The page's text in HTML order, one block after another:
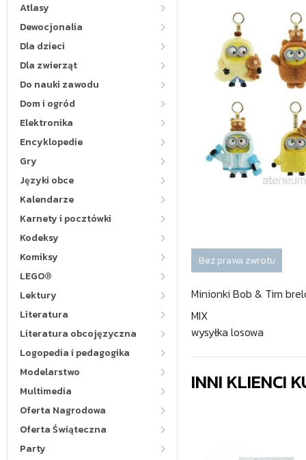
Atlasy
Dewocjonalia
Dla dzieci
Dla zwierząt
Do nauki zawodu
Dom i ogród
Elektronika
Encyklopedie
Gry
Języki obce
Kalendarze
Karnety i pocztówki
Kodeksy
Komiksy
LEGO®
Lektury
Literatura
Literatura obcojęzyczna
Logopedia i pedagogika
Modelarstwo
Multimedia
Oferta Nagrodowa
Oferta Świąteczna
Party
Bez prawa zwrotu
Minionki Bob & Tim
MIX
wysyłka losowa
INNI KLIENCI